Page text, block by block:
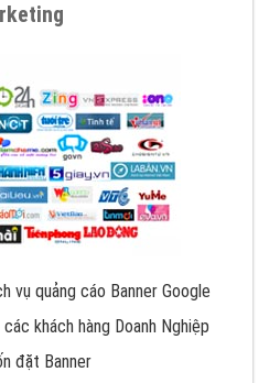
vụ quảng cáo Banner Google
khách hàng Doanh Nghiệp
đặt Banner